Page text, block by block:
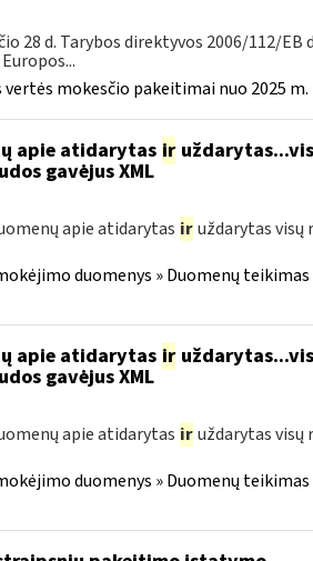
28 d. Tarybos direktyvos 2006/112/EB
vertės mokesčio pakeitimai nuo 2025 m.
apie atidarytas ir
gavėjus XML
apie atidarytas ir uždarytas visų
duomenys » Duomenų teikimas
apie atidarytas ir
gavėjus XML
apie atidarytas ir uždarytas visų
duomenys » Duomenų teikimas